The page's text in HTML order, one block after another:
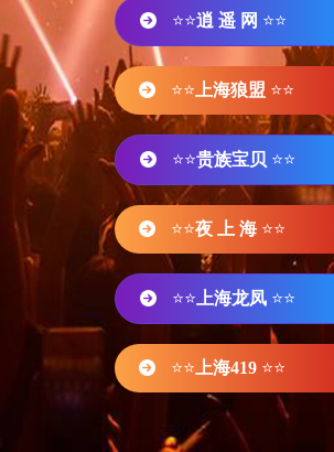
⭐⭐逍 遥 网 ⭐⭐
⭐⭐ 上海狼盟 ⭐⭐
⭐⭐贵族宝贝 ⭐⭐
⭐⭐夜 上 海 ⭐⭐
⭐⭐ 上海龙凤 ⭐⭐
⭐⭐ 上海419 ⭐⭐